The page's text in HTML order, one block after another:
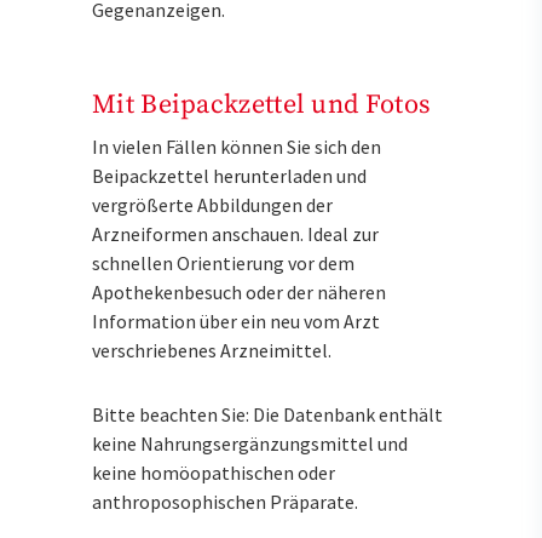
Gegenanzeigen.
Mit Beipackzettel und Fotos
In vielen Fällen können Sie sich den
Beipackzettel herunterladen und
vergrößerte Abbildungen der
Arzneiformen anschauen. Ideal zur
schnellen Orientierung vor dem
Apothekenbesuch oder der näheren
Information über ein neu vom Arzt
verschriebenes Arzneimittel.
Bitte beachten Sie: Die Datenbank enthält
keine Nahrungsergänzungsmittel und
keine homöopathischen oder
anthroposophischen Präparate.